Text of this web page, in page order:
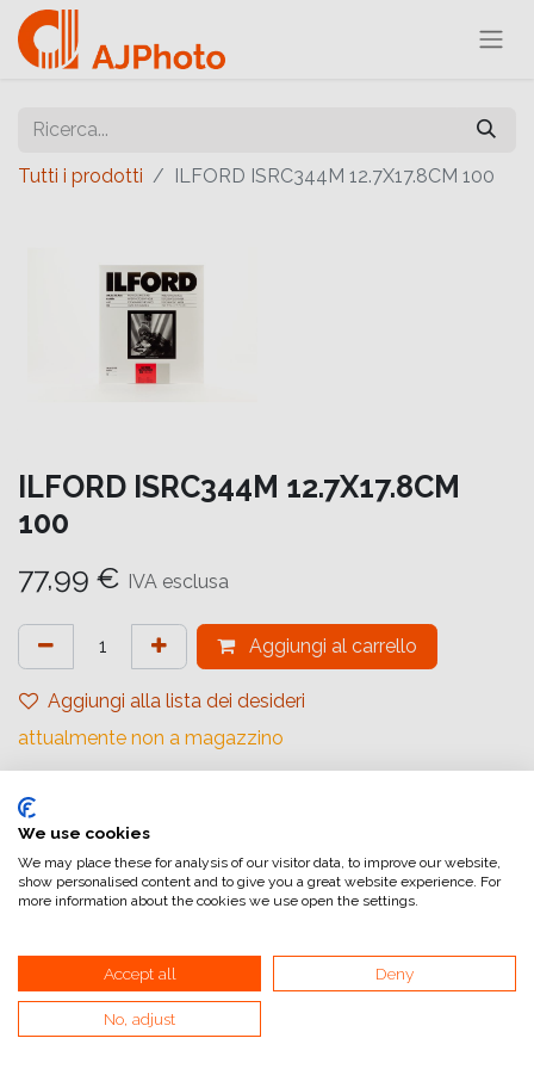
Tutti i prodotti ILFORD ISRC344M 12.7X17.8CM 100
ILFORD ISRC344M 12.7X17.8CM
100
77,99 € IVA esclusa
Aggiungi al carrello
Aggiungi alla lista dei desideri
attualmente non a magazzino
Tipologia di Carta
Tipologia:Rivestimento in Resina
Superficie:Perlescente
Formato (Carta):12,7x17,8 cm (5x7inch)
Quantità (Fogli):100
We use cookies
We may place these for analysis of our visitor data, to improve our website,
show personalised content and to give you a great website experience. For
more information about the cookies we use open the settings.
Accept all Deny
No, adjust